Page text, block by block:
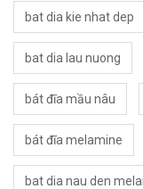
bat dia kie nhat dep
bat dia lau nuong
bát đĩa mầu nâu
bát đĩa melamine
bat dia nau den